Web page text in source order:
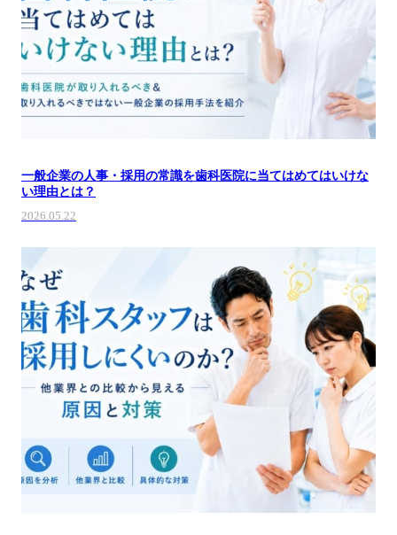
一般企業の人事・採用の常識を歯科医院に当てはめてはいけな
い理由とは？
2026.05.22